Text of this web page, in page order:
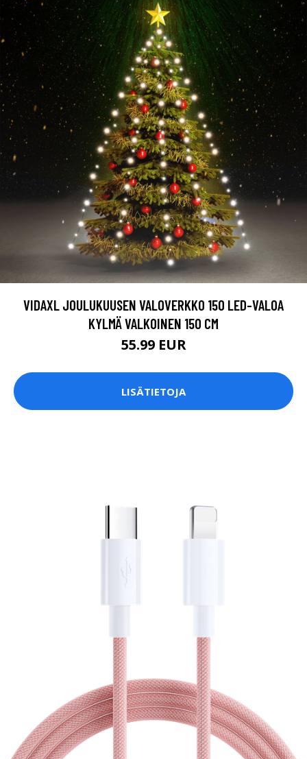
VIDAXL JOULUKUUSEN VALOVERKKO 150 LED-VALOA
KYLMÄ VALKOINEN 150 CM
55.99 EUR
LISÄTIETOJA